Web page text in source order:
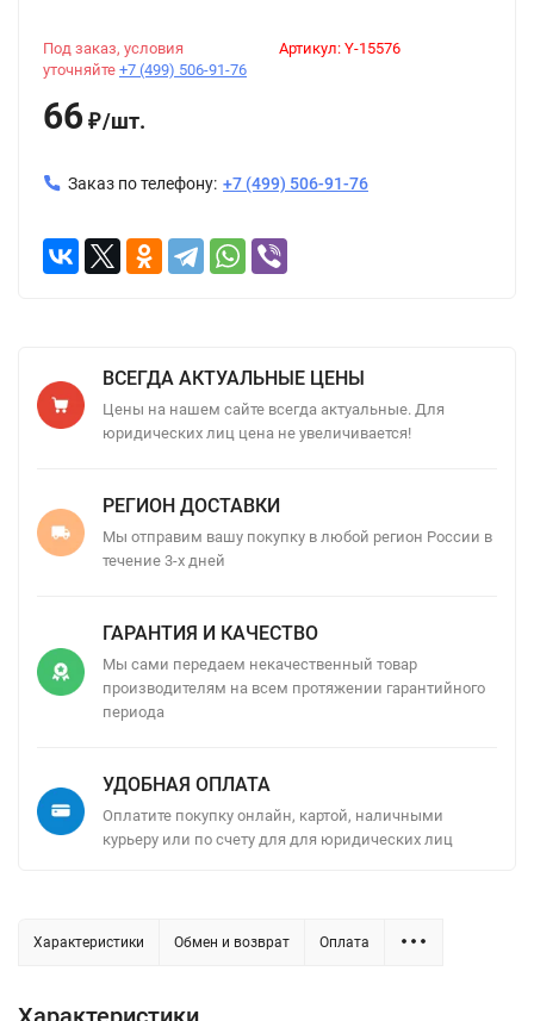
Артикул: Y-15576
Под заказ, условия
уточняйте +7 (499) 506-91-76
66 ₽/шт.
Заказ по телефону: +7 (499) 506-91-76
ВСЕГДА АКТУАЛЬНЫЕ ЦЕНЫ
Цены на нашем сайте всегда актуальные. Для
юридических лиц цена не увеличивается!
РЕГИОН ДОСТАВКИ
Мы отправим вашу покупку в любой регион России в
течение 3-х дней
ГАРАНТИЯ И КАЧЕСТВО
Мы сами передаем некачественный товар
производителям на всем протяжении гарантийного
периода
УДОБНАЯ ОПЛАТА
Оплатите покупку онлайн, картой, наличными
курьеру или по счету для для юридических лиц
Характеристики Обмен и возврат Оплата